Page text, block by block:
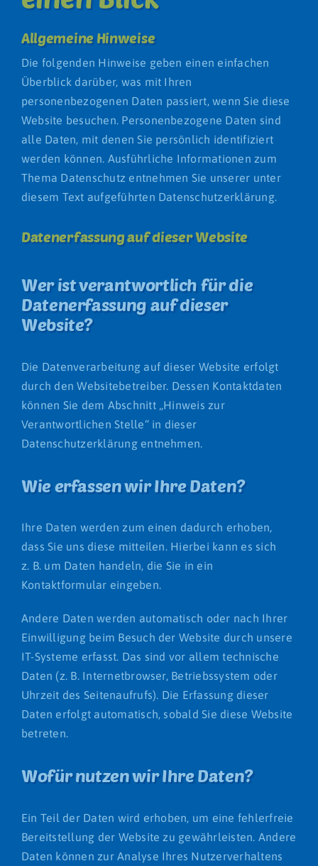
Allgemeine Hinweise
Die folgenden Hinweise geben einen einfachen
Überblick darüber, was mit Ihren
personenbezogenen Daten passiert, wenn Sie diese
Website besuchen. Personenbezogene Daten sind
alle Daten, mit denen Sie persönlich identifiziert
werden können. Ausführliche Informationen zum
Thema Datenschutz entnehmen Sie unserer unter
diesem Text aufgeführten Datenschutzerklärung.
Datenerfassung auf dieser Website
Wer ist verantwortlich für die
Datenerfassung auf dieser
Website?
Die Datenverarbeitung auf dieser Website erfolgt
durch den Websitebetreiber. Dessen Kontaktdaten
können Sie dem Abschnitt „Hinweis zur
Verantwortlichen Stelle“ in dieser
Datenschutzerklärung entnehmen.
Wie erfassen wir Ihre Daten?
Ihre Daten werden zum einen dadurch erhoben,
dass Sie uns diese mitteilen. Hierbei kann es sich
z. B. um Daten handeln, die Sie in ein
Kontaktformular eingeben.
Andere Daten werden automatisch oder nach Ihrer
Einwilligung beim Besuch der Website durch unsere
IT-Systeme erfasst. Das sind vor allem technische
Daten (z. B. Internetbrowser, Betriebssystem oder
Uhrzeit des Seitenaufrufs). Die Erfassung dieser
Daten erfolgt automatisch, sobald Sie diese Website
betreten.
Wofür nutzen wir Ihre Daten?
Ein Teil der Daten wird erhoben, um eine fehlerfreie
Bereitstellung der Website zu gewährleisten. Andere
Daten können zur Analyse Ihres Nutzerverhaltens